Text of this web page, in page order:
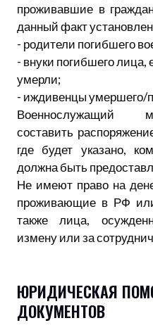
проживавшие в
данный факт
- родители погибшего
- внуки погибшего
умерли;
- иждивенцы умершего/
Военнослужащий
составить
где будет указано,
должна быть
Не имеют право на
проживающие в РФ
также лица,
измену или за
ЮРИДИЧЕСКАЯ
ДОКУМЕНТОВ